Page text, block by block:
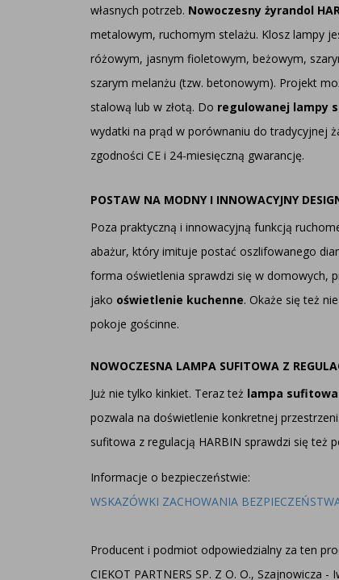
własnych potrzeb. Nowoczesny żyrandol
metalowym, ruchomym stelażu. Klosz lampy
różowym, jasnym fioletowym, beżowym,
szarym melanżu (tzw. betonowym). Projekt
stalową lub w złotą. Do regulowanej lampy
wydatki na prąd w porównaniu do tradycyjnej
zgodności CE i 24-miesięczną gwarancję.
POSTAW NA MODNY I INNOWACYJNY
Poza praktyczną i innowacyjną funkcją
abażur, który imituje postać oszlifowanego
forma oświetlenia sprawdzi się w domowych,
jako oświetlenie kuchenne. Okaże się też
pokoje gościnne.
NOWOCZESNA LAMPA SUFITOWA Z
Już nie tylko kinkiet. Teraz też lampa
pozwala na doświetlenie konkretnej
sufitowa z regulacją HARBIN sprawdzi się też
Informacje o bezpieczeństwie:
WSKAZÓWKI ZACHOWANIA
Producent i podmiot odpowiedzialny za ten
CIEKOT PARTNERS SP. Z O. O.,